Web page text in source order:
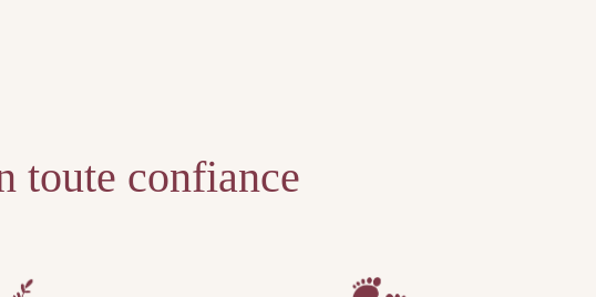
toute confiance